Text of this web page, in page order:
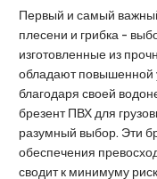
Первый и самый
плесени и грибка -
изготовленные из
обладают повышенной
благодаря своей
брезент ПВХ для
разумный выбор. Эти
обеспечения
сводит к минимуму